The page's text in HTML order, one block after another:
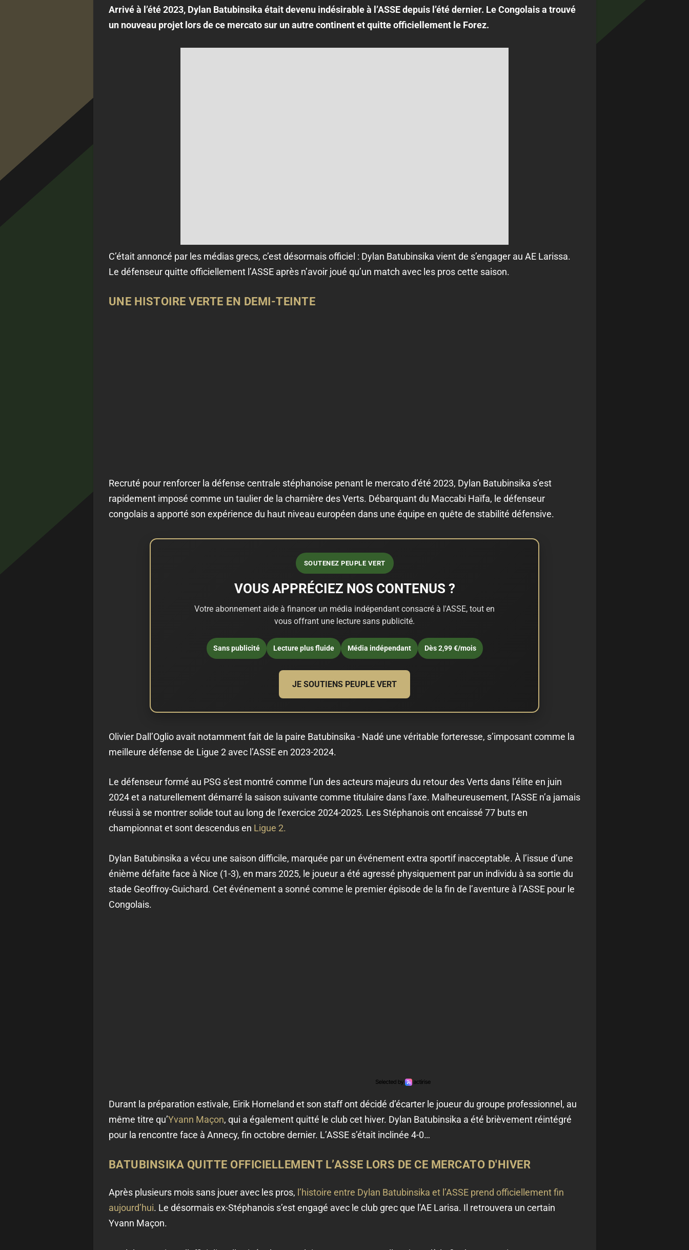
Arrivé à l’été 2023, Dylan Batubinsika était devenu indésirable à l’ASSE depuis l’été dernier. Le Congolais a trouvé
un nouveau projet lors de ce mercato sur un autre continent et quitte officiellement le Forez.
C’était annoncé par les médias grecs, c’est désormais officiel : Dylan Batubinsika vient de s’engager au AE Larissa.
Le défenseur quitte officiellement l’ASSE après n’avoir joué qu’un match avec les pros cette saison.
UNE HISTOIRE VERTE EN DEMI-TEINTE
Recruté pour renforcer la défense centrale stéphanoise penant le mercato d’été 2023, Dylan Batubinsika s’est
rapidement imposé comme un taulier de la charnière des Verts. Débarquant du Maccabi Haïfa, le défenseur
congolais a apporté son expérience du haut niveau européen dans une équipe en quête de stabilité défensive.
SOUTENEZ PEUPLE VERT
VOUS APPRÉCIEZ NOS CONTENUS ?
Votre abonnement aide à financer un média indépendant consacré à l'ASSE, tout en
vous offrant une lecture sans publicité.
Sans publicité Lecture plus fluide Média indépendant Dès 2,99 €/mois
JE SOUTIENS PEUPLE VERT
Olivier Dall’Oglio avait notamment fait de la paire Batubinsika - Nadé une véritable forteresse, s’imposant comme la
meilleure défense de Ligue 2 avec l’ASSE en 2023-2024.
Le défenseur formé au PSG s’est montré comme l’un des acteurs majeurs du retour des Verts dans l’élite en juin
2024 et a naturellement démarré la saison suivante comme titulaire dans l’axe. Malheureusement, l’ASSE n’a jamais
réussi à se montrer solide tout au long de l’exercice 2024-2025. Les Stéphanois ont encaissé 77 buts en
championnat et sont descendus en Ligue 2.
Dylan Batubinsika a vécu une saison difficile, marquée par un événement extra sportif inacceptable. À l’issue d’une
énième défaite face à Nice (1-3), en mars 2025, le joueur a été agressé physiquement par un individu à sa sortie du
stade Geoffroy-Guichard. Cet événement a sonné comme le premier épisode de la fin de l’aventure à l’ASSE pour le
Congolais.
Durant la préparation estivale, Eirik Horneland et son staff ont décidé d’écarter le joueur du groupe professionnel, au
même titre qu’Yvann Maçon, qui a également quitté le club cet hiver. Dylan Batubinsika a été brièvement réintégré
pour la rencontre face à Annecy, fin octobre dernier. L’ASSE s’était inclinée 4-0…
BATUBINSIKA QUITTE OFFICIELLEMENT L’ASSE LORS DE CE MERCATO D'HIVER
Après plusieurs mois sans jouer avec les pros, l’histoire entre Dylan Batubinsika et l’ASSE prend officiellement fin
aujourd’hui. Le désormais ex-Stéphanois s’est engagé avec le club grec que l'AE Larisa. Il retrouvera un certain
Yvann Maçon.